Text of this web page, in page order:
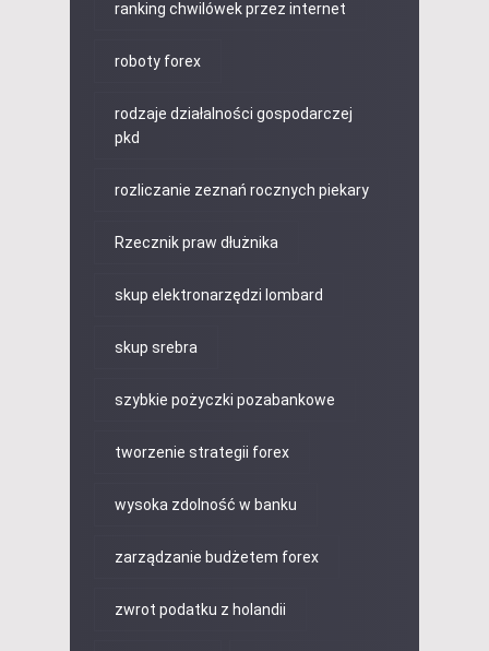
ranking chwilówek przez internet
roboty forex
rodzaje działalności gospodarczej
pkd
rozliczanie zeznań rocznych piekary
Rzecznik praw dłużnika
skup elektronarzędzi lombard
skup srebra
szybkie pożyczki pozabankowe
tworzenie strategii forex
wysoka zdolność w banku
zarządzanie budżetem forex
zwrot podatku z holandii